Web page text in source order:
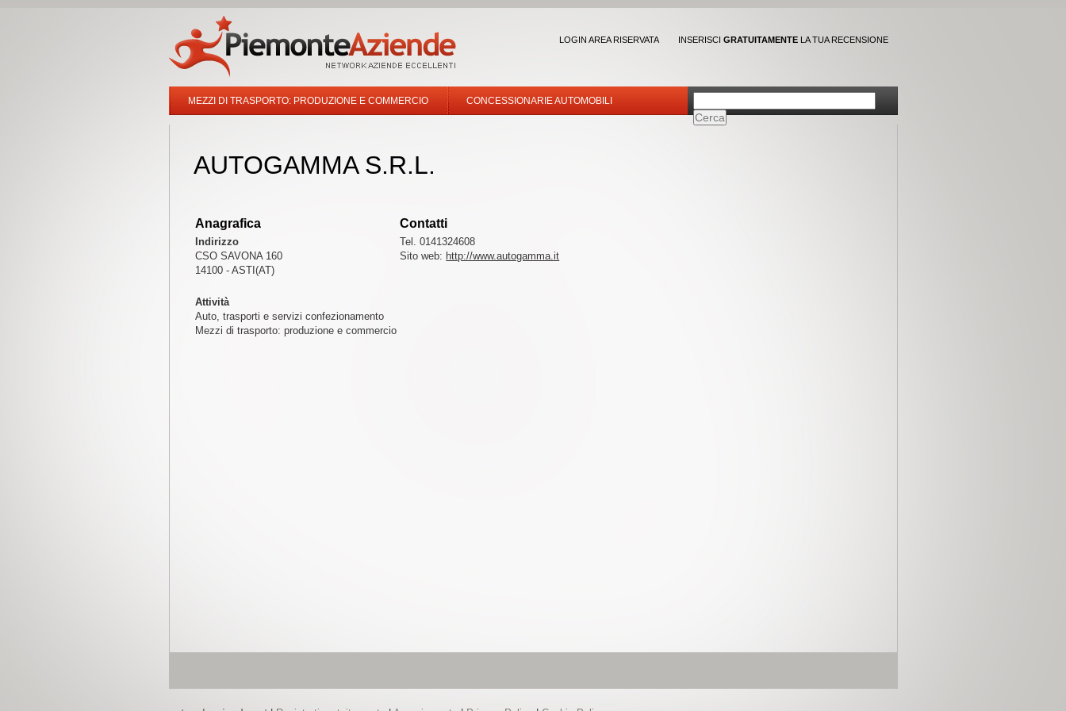
LOGIN AREA RISERVATA INSERISCI GRATUITAMENTELA TUA RECENSIONE
MEZZI DI TRASPORTO: PRODUZIONE E COMMERCIO CONCESSIONARIE AUTOMOBILI
AUTOGAMMA S.R.L.
Anagrafica
Indirizzo
CSO SAVONA 160
14100 - ASTI(AT)
Contatti
Tel. 0141324608
Sito web: http://www.autogamma.it
Attività
Auto, trasporti e servizi confezionamento
Mezzi di trasporto: produzione e commercio